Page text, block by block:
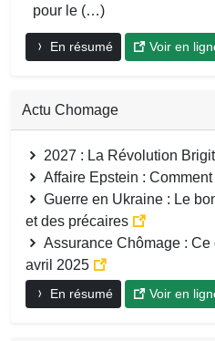
pour le (…)
En résumé Voir en
Actu Chomage
2027 : La Révolution
Affaire Epstein : Comment
Guerre en Ukraine : Le
et des précaires
Assurance Chômage :
avril 2025
En résumé Voir en